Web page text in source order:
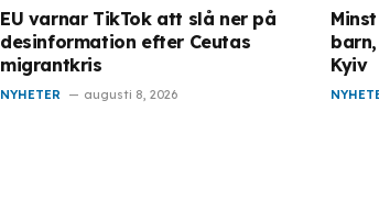
EU varnar TikTok att slå ner på
desinformation efter Ceutas
migrantkris
NYHETER augusti 8, 2026
Kyiv